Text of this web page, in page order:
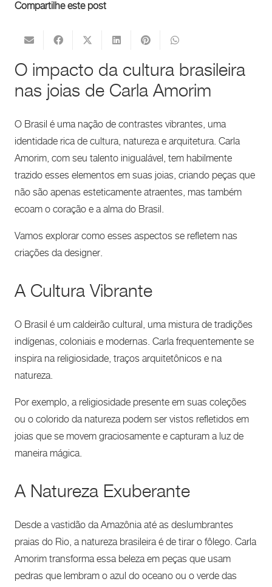
Compartilhe este post
O impacto da cultura brasileira
nas joias de Carla Amorim
O Brasil é uma nação de contrastes vibrantes, uma
identidade rica de cultura, natureza e arquitetura. Carla
Amorim, com seu talento inigualável, tem habilmente
trazido esses elementos em suas joias, criando peças que
não são apenas esteticamente atraentes, mas também
ecoam o coração e a alma do Brasil.
Vamos explorar como esses aspectos se refletem nas
criações da designer.
A Cultura Vibrante
O Brasil é um caldeirão cultural, uma mistura de tradições
indígenas, coloniais e modernas. Carla frequentemente se
inspira na religiosidade, traços arquitetônicos e na
natureza.
Por exemplo, a religiosidade presente em suas coleções
ou o colorido da natureza podem ser vistos refletidos em
joias que se movem graciosamente e capturam a luz de
maneira mágica.
A Natureza Exuberante
Desde a vastidão da Amazônia até as deslumbrantes
praias do Rio, a natureza brasileira é de tirar o fôlego. Carla
Amorim transforma essa beleza em peças que usam
pedras que lembram o azul do oceano ou o verde das